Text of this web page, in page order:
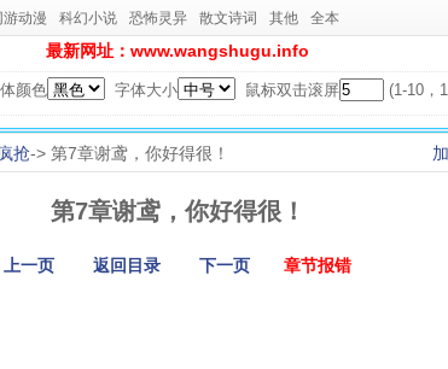
游动漫 科幻小说 恐怖灵异 散文诗词 其他 全本
最新网址：www.wangshugu.info
颜色 字体大小 鼠标双击滚屏 (1-10，
抢-> 第7章谢鸢，你好得很！
第7章谢鸢，你好得很！
上一页 返回目录 下一页 章节报错